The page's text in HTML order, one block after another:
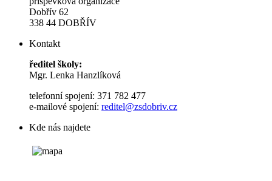
Dobřív 62
338 44 DOBŘÍV
Kontakt
ředitel školy:
Mgr. Lenka Hanzlíková
telefonní spojení: 371 782 477
e-mailové spojení: reditel@zsdobriv.cz
Kde nás najdete